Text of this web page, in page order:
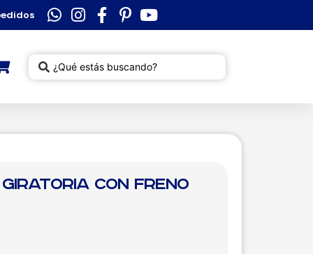
Giratoria con Freno